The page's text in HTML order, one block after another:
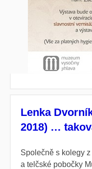
Lenka
2018) …
Společně s kolegy
a telčské pobočky